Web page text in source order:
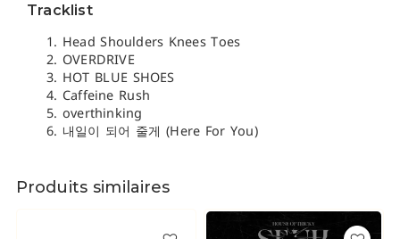
Tracklist
Head Shoulders Knees Toes
OVERDRIVE
HOT BLUE SHOES
Caffeine Rush
overthinking
내일이 되어 줄게 (Here For You)
Produits similaires